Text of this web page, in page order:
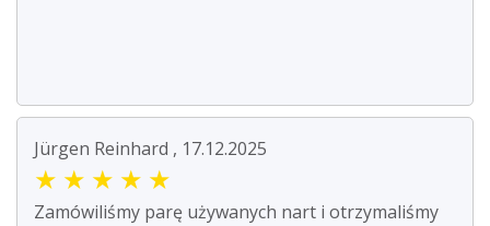
Jürgen Reinhard , 17.12.2025
★ ★ ★ ★ ★
Zamówiliśmy parę używanych nart i otrzymaliśmy